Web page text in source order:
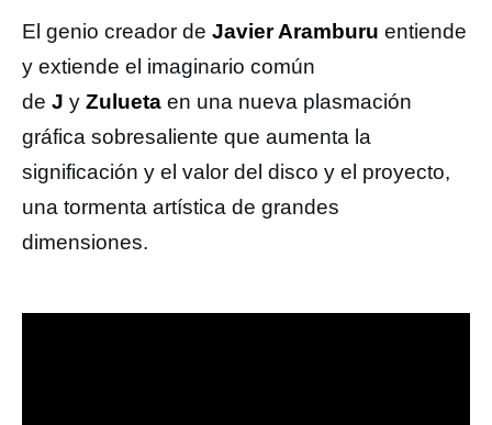
El genio creador de Javier Aramburu entiende
y extiende el imaginario común
de J y Zulueta en una nueva plasmación
gráfica sobresaliente que aumenta la
significación y el valor del disco y el proyecto,
una tormenta artística de grandes
dimensiones.